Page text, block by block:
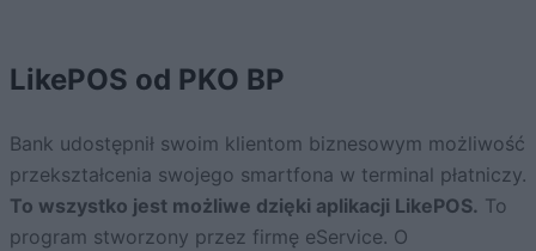
LikePOS od PKO BP
Bank udostępnił swoim klientom biznesowym możliwość
przekształcenia swojego smartfona w terminal płatniczy.
To wszystko jest możliwe dzięki aplikacji LikePOS. To
program stworzony przez firmę eService. O